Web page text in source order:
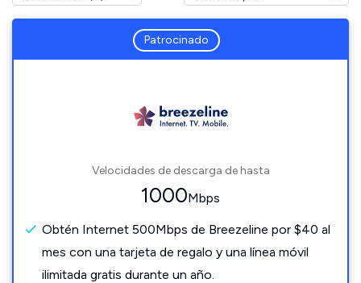
Patrocinado
Velocidades de descarga de hasta
1000Mbps
Obtén Internet 500Mbps de Breezeline por $40 al
mes con una tarjeta de regalo y una línea móvil
ilimitada gratis durante un año.